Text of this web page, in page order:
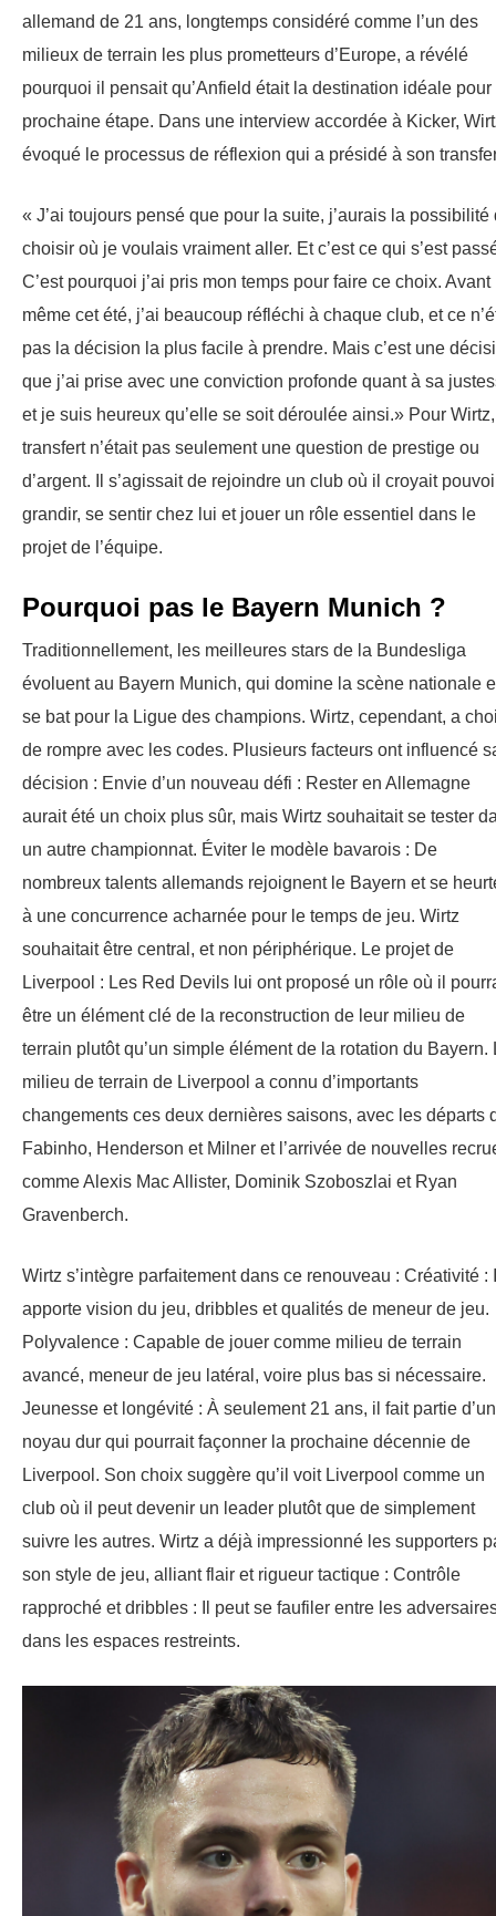
allemand de 21 ans, longtemps considéré comme l’un des
milieux de terrain les plus prometteurs d’Europe, a révélé
pourquoi il pensait qu’Anfield était la destination idéale pour
prochaine étape. Dans une interview accordée à Kicker,
évoqué le processus de réflexion qui a présidé à son
« J’ai toujours pensé que pour la suite, j’aurais la possibilité
choisir où je voulais vraiment aller. Et c’est ce qui s’est
C’est pourquoi j’ai pris mon temps pour faire ce choix. Avant
même cet été, j’ai beaucoup réfléchi à chaque club, et ce
pas la décision la plus facile à prendre. Mais c’est une
que j’ai prise avec une conviction profonde quant à sa
et je suis heureux qu’elle se soit déroulée ainsi.» Pour
transfert n’était pas seulement une question de prestige ou
d’argent. Il s’agissait de rejoindre un club où il croyait
grandir, se sentir chez lui et jouer un rôle essentiel dans le
projet de l’équipe.
Pourquoi pas le Bayern Munich ?
Traditionnellement, les meilleures stars de la Bundesliga
évoluent au Bayern Munich, qui domine la scène nationale
se bat pour la Ligue des champions. Wirtz, cependant, a
de rompre avec les codes. Plusieurs facteurs ont influencé
décision : Envie d’un nouveau défi : Rester en Allemagne
aurait été un choix plus sûr, mais Wirtz souhaitait se tester
un autre championnat. Éviter le modèle bavarois : De
nombreux talents allemands rejoignent le Bayern et se
à une concurrence acharnée pour le temps de jeu. Wirtz
souhaitait être central, et non périphérique. Le projet de
Liverpool : Les Red Devils lui ont proposé un rôle où il
être un élément clé de la reconstruction de leur milieu de
terrain plutôt qu’un simple élément de la rotation du Bayern.
milieu de terrain de Liverpool a connu d’importants
changements ces deux dernières saisons, avec les départs
Fabinho, Henderson et Milner et l’arrivée de nouvelles
comme Alexis Mac Allister, Dominik Szoboszlai et Ryan
Gravenberch.
Wirtz s’intègre parfaitement dans ce renouveau : Créativité :
apporte vision du jeu, dribbles et qualités de meneur de jeu.
Polyvalence : Capable de jouer comme milieu de terrain
avancé, meneur de jeu latéral, voire plus bas si nécessaire.
Jeunesse et longévité : À seulement 21 ans, il fait partie d’un
noyau dur qui pourrait façonner la prochaine décennie de
Liverpool. Son choix suggère qu’il voit Liverpool comme un
club où il peut devenir un leader plutôt que de simplement
suivre les autres. Wirtz a déjà impressionné les supporters
son style de jeu, alliant flair et rigueur tactique : Contrôle
rapproché et dribbles : Il peut se faufiler entre les
dans les espaces restreints.